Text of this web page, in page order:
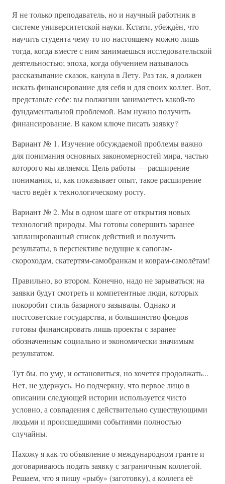
Я не только преподаватель, но и научный работник в
системе университетской науки. Кстати, убеждён, что
научить студента чему-то по-настоящему можно лишь
тогда, когда вместе с ним занимаешься исследовательской
деятельностью; эпоха, когда обучением называлось
рассказывание сказок, канула в Лету. Раз так, я должен
искать финансирование для себя и для своих коллег. Вот,
представьте себе: вы полжизни занимаетесь какой-то
фундаментальной проблемой. Вам нужно получить
финансирование. В каком ключе писать заявку?
Вариант № 1. Изучение обсуждаемой проблемы важно
для понимания основных закономерностей мира, частью
которого мы являемся. Цель работы — расширение
понимания, и, как показывает опыт, такое расширение
часто ведёт к технологическому росту.
Вариант № 2. Мы в одном шаге от открытия новых
технологий природы. Мы готовы совершить заранее
запланированный список действий и получить
результаты, в перспективе ведущие к сапогам-
скороходам, скатертям-самобранкам и коврам-самолётам!
Правильно, во втором. Конечно, надо не зарываться: на
заявки будут смотреть и компетентные люди, которых
покоробит стиль базарного зазывалы. Однако и
постсоветские государства, и большинство фондов
готовы финансировать лишь проекты с заранее
обозначенным социально и экономически значимым
результатом.
Тут бы, по уму, и остановиться, но хочется продолжать...
Нет, не удержусь. Но подчеркну, что первое лицо в
описании следующей истории используется чисто
условно, а совпадения с действительно существующими
людьми и происшедшими событиями полностью
случайны.
Нахожу я как-то объявление о международном гранте и
договариваюсь подать заявку с заграничным коллегой.
Решаем, что я пишу «рыбу» (заготовку), а коллега её